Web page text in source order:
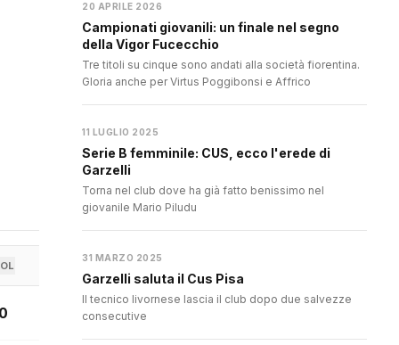
0
20 APRILE 2026
Campionati giovanili: un finale nel segno
della Vigor Fucecchio
Tre titoli su cinque sono andati alla società fiorentina.
Gloria anche per Virtus Poggibonsi e Affrico
11 LUGLIO 2025
Serie B femminile: CUS, ecco l'erede di
Garzelli
Torna nel club dove ha già fatto benissimo nel
giovanile Mario Piludu
31 MARZO 2025
Garzelli saluta il Cus Pisa
Il tecnico livornese lascia il club dopo due salvezze
consecutive